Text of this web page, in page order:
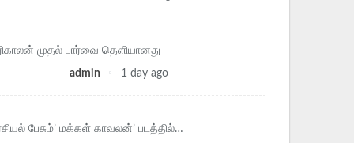
முதல் பார்வை தெளியானது
admin 1 day ago
பேசும்’ மக்கள் காவலன்’ படத்தில்…